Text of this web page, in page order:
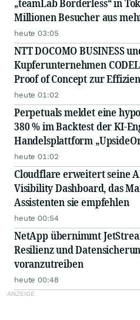
„teamLab Borderless“ in
Millionen Besucher aus
heute 03:05
NTT DOCOMO BUSINESS
Kupferunternehmen
Proof of Concept zur
Betriebs von Kupferminen
heute 01:02
Perpetuals meldet eine
380 % im Backtest der KI-
Handelsplattform
heute 01:02
Cloudflare erweitert seine
Visibility Dashboard, das
Assistenten sie empfehlen
heute 00:54
NetApp übernimmt
Resilienz und
voranzutreiben
heute 00:48